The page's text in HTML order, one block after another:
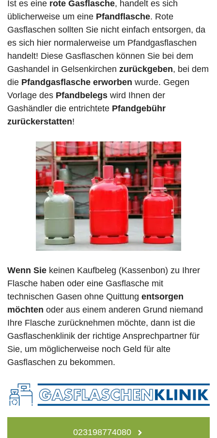
Ist es eine rote Gasflasche, handelt es sich
üblicherweise um eine Pfandflasche. Rote
Gasflaschen sollten Sie nicht einfach entsorgen, da
es sich hier normalerweise um Pfandgasflaschen
handelt! Diese Gasflaschen können Sie bei dem
Gashandel in Gelsenkirchen zurückgeben, bei dem
die Pfandgasflasche erworben wurde. Gegen
Vorlage des Pfandbelegs wird Ihnen der
Gashändler die entrichtete Pfandgebühr
zurückerstatten!
Wenn Sie keinen Kaufbeleg (Kassenbon) zu Ihrer
Flasche haben oder eine Gasflasche mit
technischen Gasen ohne Quittung entsorgen
möchten oder aus einem anderen Grund niemand
Ihre Flasche zurücknehmen möchte, dann ist die
Gasflaschenklinik der richtige Ansprechpartner für
Sie, um möglicherweise noch Geld für alte
Gasflaschen zu bekommen.
023198774080